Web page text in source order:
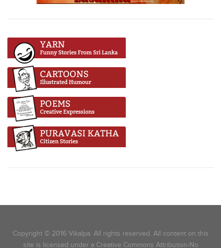
Copyright © 2016 Vikalpa. All rights reserved. All content on this
site is licensed under a Creative Commons Attribution-No